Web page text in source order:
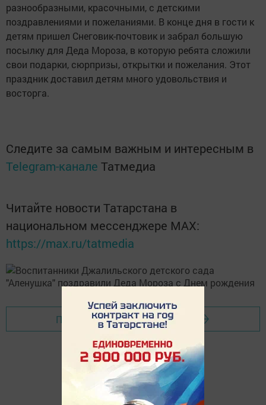
разнообразными, красочными, с детскими
поздравлениями и пожеланиями. В конце дня в гости к
детям пришел Снеговик-почтовик и забрал большую
посылку для Деда Мороза, в которую ребята сложили
свои подарки, сюрпризы, открытки и пожелания. Этот
праздник доставил детям много удовольствия и
восторга.
Следите за самым важным и интересным в
Telegram-канале Татмедиа
Читайте новости Татарстана в
национальном мессенджере MАХ:
https://max.ru/tatmedia
Перейти на страницу новости